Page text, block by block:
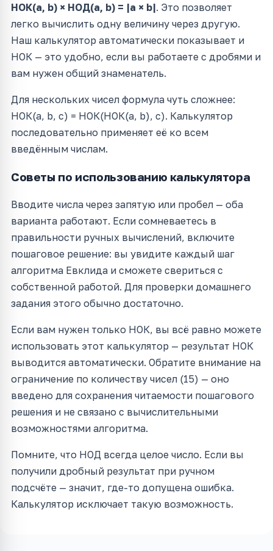
НОК(a, b) × НОД(a, b) = |a × b|. Это позволяет
легко вычислить одну величину через другую.
Наш калькулятор автоматически показывает и
НОК — это удобно, если вы работаете с дробями и
вам нужен общий знаменатель.
Для нескольких чисел формула чуть сложнее:
НОК(a, b, c) = НОК(НОК(a, b), c). Калькулятор
последовательно применяет её ко всем
введённым числам.
Советы по использованию калькулятора
Вводите числа через запятую или пробел — оба
варианта работают. Если сомневаетесь в
правильности ручных вычислений, включите
пошаговое решение: вы увидите каждый шаг
алгоритма Евклида и сможете свериться с
собственной работой. Для проверки домашнего
задания этого обычно достаточно.
Если вам нужен только НОК, вы всё равно можете
использовать этот калькулятор — результат НОК
выводится автоматически. Обратите внимание на
ограничение по количеству чисел (15) — оно
введено для сохранения читаемости пошагового
решения и не связано с вычислительными
возможностями алгоритма.
Помните, что НОД всегда целое число. Если вы
получили дробный результат при ручном
подсчёте — значит, где-то допущена ошибка.
Калькулятор исключает такую возможность.